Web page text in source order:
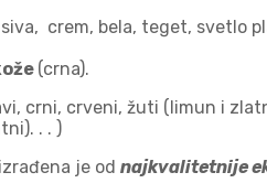
crem, bela, teget, svetlo
(crna).
crni, crveni, žuti (limun i
. . )
je od najkvalitetnije